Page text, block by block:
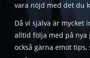
vara nöjd med det du
Då vi själva är mycket
alltid följa med på
också gärna emot